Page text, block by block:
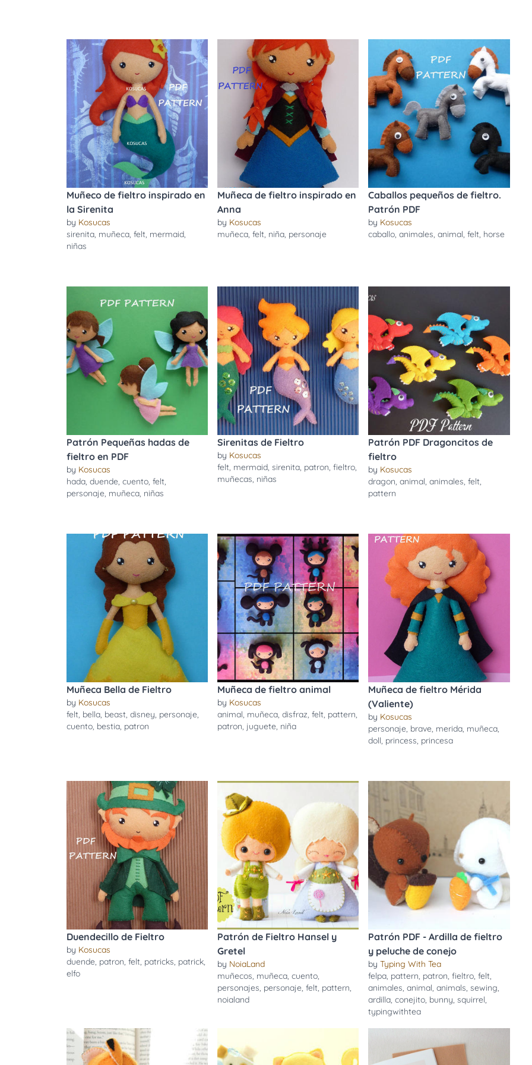
Muñeco de fieltro inspirado en
la Sirenita
by Kosucas
sirenita, muñeca, felt, mermaid,
niñas
Muñeca de fieltro inspirado en
Anna
by Kosucas
muñeca,felt, niña, personaje
Caballos pequeños de fieltro.
Patrón PDF
by Kosucas
caballo,animales,animal,felt, horse
Patrón Pequeñas hadas de
fieltro en PDF
by Kosucas
hada, duende, cuento, felt,
personaje, muñeca, niñas
Sirenitas de Fieltro
by Kosucas
felt, mermaid,sirenita, patron,fieltro,
muñecas, niñas
Patrón PDF Dragoncitos de
fieltro
by Kosucas
dragon,animal,animales,felt,
pattern
Muñeca Bella de Fieltro
by Kosucas
felt, bella, beast, disney, personaje,
cuento, bestia, patron
Muñeca de fieltro animal
by Kosucas
animal, muñeca,disfraz,felt, pattern,
patron, juguete, niña
Muñeca de fieltro Mérida
(Valiente)
by Kosucas
personaje, brave, merida, muñeca,
doll, princess, princesa
Duendecillo de Fieltro
by Kosucas
duende, patron, felt, patricks, patrick,
elfo
Patrón de Fieltro Hansel y
Gretel
by NoiaLand
muñecos, muñeca,cuento,
personajes, personaje,felt, pattern,
noialand
Patrón PDF - Ardilla de fieltro
y peluche de conejo
byTyping With Tea
felpa, pattern, patron,fieltro,felt,
animales,animal,animals,sewing,
ardilla,conejito, bunny,squirrel,
typingwithtea